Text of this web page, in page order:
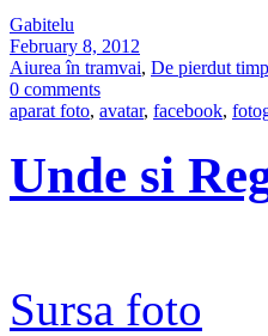
Gabitelu
February 8, 2012
Aiurea în tramvai, De pierdut
0 comments
aparat foto, avatar, facebook,
Unde si
Sursa foto